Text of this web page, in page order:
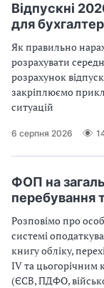
Відпускні
для
Як правильно
розрахувати
розрахунок
закріплюємо
ситуацій
6 серпня 2026
ФОП на
перебування
Розповімо про
системі
книгу обліку,
IV та цьогорічним
(ЄСВ, ПДФО,